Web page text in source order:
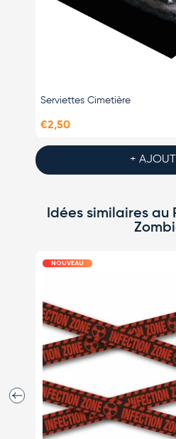
Serviettes Cimetière
€2,50
+
Idées similaires au
NOUVEAU
Précédent